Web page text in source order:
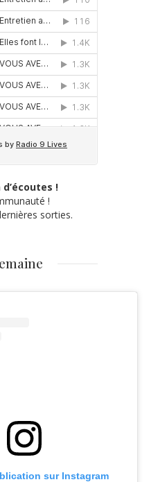
d’écoutes !
!
sorties.
sur Instagram